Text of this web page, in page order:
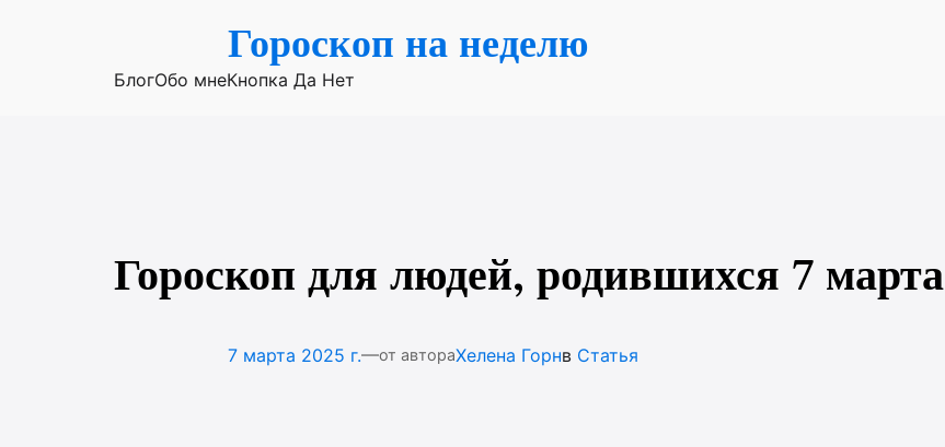
Гороскоп на неделю
БлогОбо мнеКнопка Да Нет
Гороскоп для людей, родившихся 7 марта
7 марта 2025 г.—от автораХелена Горнв Статья